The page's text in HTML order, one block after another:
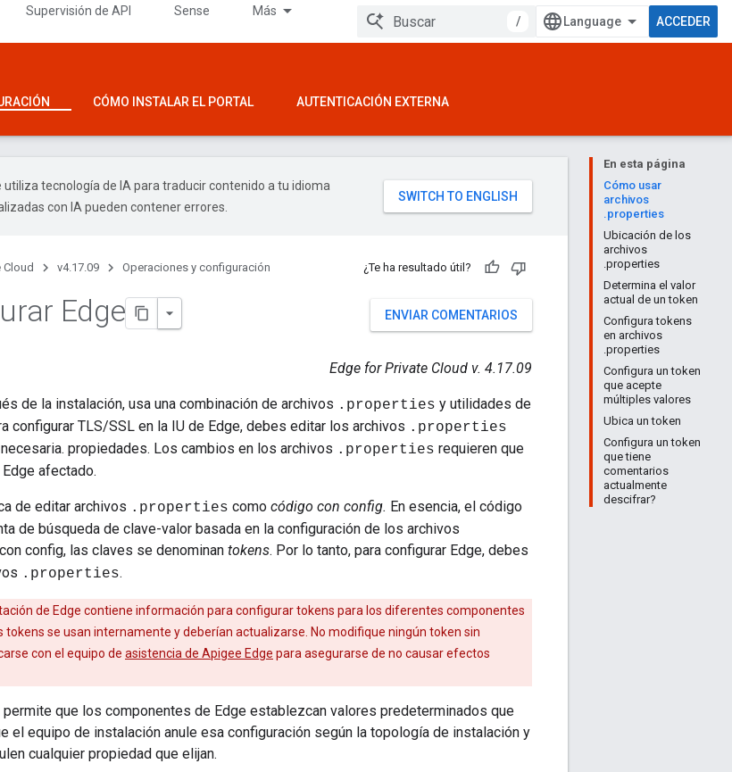
Supervisión de API Sense Más
/ ACCEDER
CÓMO INSTALAR EL PORTAL AUTENTICACIÓN EXTERNA
En esta página
Cómo usar
archivos
.properties
Ubicación de los
archivos
.properties
Determina el valor
actual de un token
Configura tokens
en archivos
.properties
Configura un token
que acepte
múltiples valores
Ubica un token
Configura un token
que tiene
comentarios
actualmente
descifrar?
utiliza tecnología de IA para traducir contenido a tu idioma
con IA pueden contener errores.
Cloud v4.17.09 Operaciones y configuración ¿Te ha resultado útil?
ENVIAR COMENTARIOS
Edge
Edge for Private Cloud v. 4.17.09
de la instalación, usa una combinación de archivos .properties y utilidades de
configurar TLS/SSL en la IU de Edge, debes editar los archivos .properties
propiedades. Los cambios en los archivos .properties requieren que
afectado.
de editar archivos .properties como código con config. En esencia, el código
de búsqueda de clave-valor basada en la configuración de los archivos
config, las claves se denominan tokens. Por lo tanto, para configurar Edge, debes
.properties.
de Edge contiene información para configurar tokens para los diferentes componentes
tokens se usan internamente y deberían actualizarse. No modifique ningún token sin
con el equipo de asistencia de Apigee Edge para asegurarse de no causar efectos
que los componentes de Edge establezcan valores predeterminados que
el equipo de instalación anule esa configuración según la topología de instalación y
cualquier propiedad que elijan.